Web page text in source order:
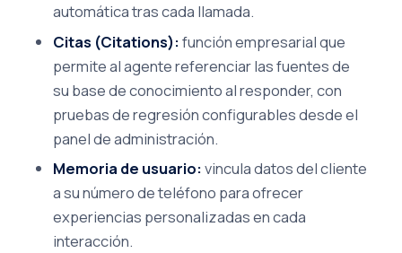
automática tras cada llamada.
Citas (Citations):función empresarial que
permite al agente referenciar las fuentes de
su base de conocimiento al responder, con
pruebas de regresión configurables desde el
panel de administración.
Memoria de usuario:vincula datos del cliente
a su número de teléfono para ofrecer
experiencias personalizadas en cada
interacción.